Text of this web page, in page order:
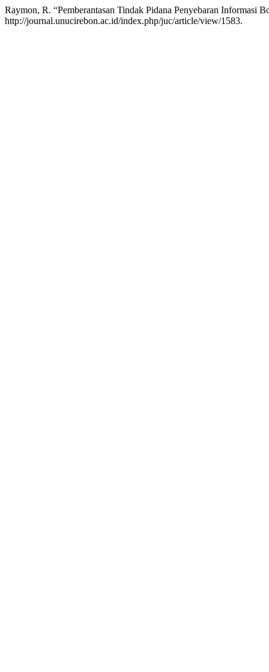
Raymon, R. “Pemberantasan Tindak Pidana Penyebaran Informasi
http://journal.unucirebon.ac.id/index.php/juc/article/view/1583.